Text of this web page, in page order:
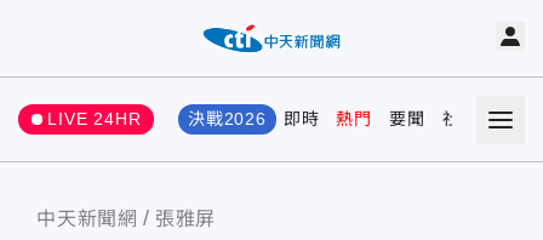
LIVE 24HR 決戰2026 即時 熱門 要聞 社會 娛樂
中天新聞網 張雅屏